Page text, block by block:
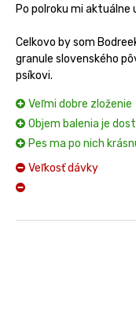
Po polroku mi aktuálne
Celkovo by som
granule slovenského
psíkovi.
Veľmi dobre zloženie
Objem balenia je
Pes ma po nich
Veľkosť dávky